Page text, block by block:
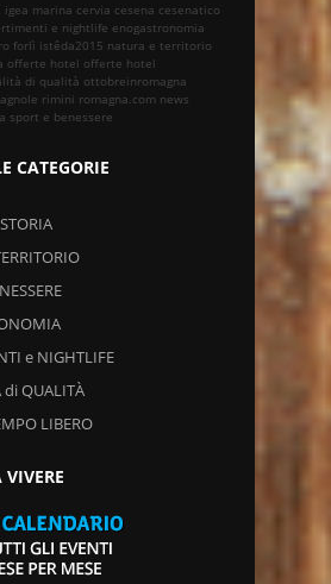
igea marina cervia cesena cesenatico
e nightlife enogastronomia
forlì istêda2015 natura e territorio
offerte hotel offerte hotel
di qualità ottobreinromagna
rimini romagna.com news
sport e benessere
CATEGORIE
e NIGHTLIFE
di QUALITÀ
LIBERO